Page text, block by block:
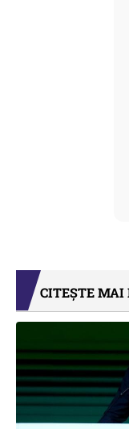
CITEȘTE MAI